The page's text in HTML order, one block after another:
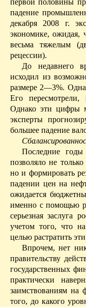
первой половины
падение
декабря 2008 г.
экономике, ожидая,
весьма тяжелым
рецессии).
До недавнего
исходил из
размере 2—3%.
Его пересмотрели,
Однако эти цифры
эксперты
большее падение
Последние
позволяло не
но и формировать
падении цен на
ожидается
именно с помощью
серьезная заслуга
учетом того, что
целью растратить
Впрочем, нет
правительству
государственных
практически
заимствованиям
того, до какого